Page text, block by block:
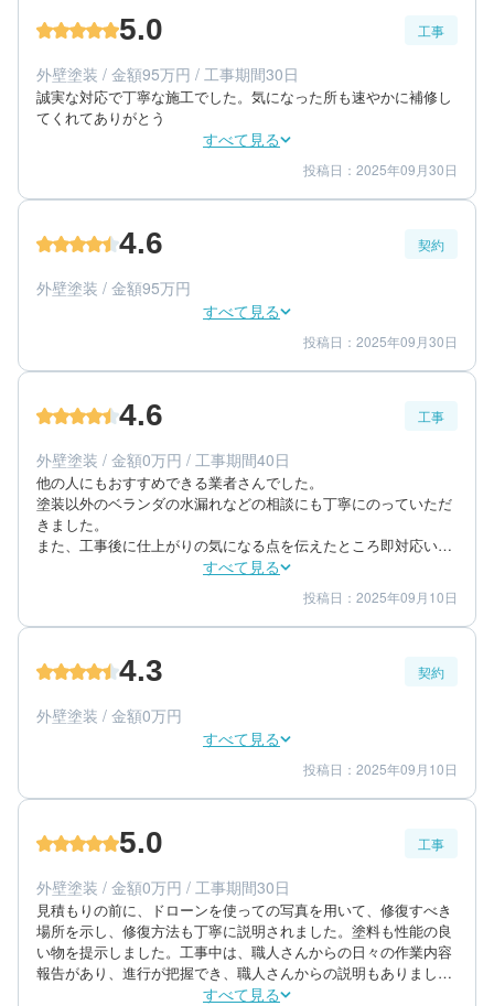
50代/男性/一戸建て
築年数：20年
5.0 工事
外壁塗装 / 金額95万円 / 工事期間30日
誠実な対応で丁寧な施工でした。気になった所も速やかに補修し
てくれてありがとう
すべて見る
仕上がり 5
満足度 5
60代/男性/一戸建て
築年数：32年
投稿日：2025年09月30日
4.6 契約
外壁塗装 / 金額95万円
すべて見る
金額感 4
担当者 5
60代/男性/一戸建て
築年数：32年
投稿日：2025年09月30日
4.6 工事
外壁塗装 / 金額0万円 / 工事期間40日
他の人にもおすすめできる業者さんでした。
塗装以外のベランダの水漏れなどの相談にも丁寧にのっていただ
きました。
また、工事後に仕上がりの気になる点を伝えたところ即対応いた
終始丁寧にご対応いただき感謝しております。
すべて見る
仕上がり 4
満足度 5
50代/男性/一戸建て
築年数：30年
投稿日：2025年09月10日
4.3 契約
外壁塗装 / 金額0万円
すべて見る
金額感 5
担当者 4
50代/男性/一戸建て
築年数：30年
投稿日：2025年09月10日
5.0 工事
外壁塗装 / 金額0万円 / 工事期間30日
見積もりの前に、ドローンを使っての写真を用いて、修復すべき
場所を示し、修復方法も丁寧に説明されました。塗料も性能の良
い物を提示しました。工事中は、職人さんからの日々の作業内容
報告があり、進行が把握でき、職人さんからの説明もありまし
た。工事終了後も、キチンと点検し職人の見落とし等も確認し、
すべて見る